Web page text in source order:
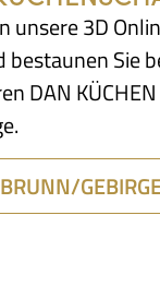
unsere 3D
bestaunen Sie
DAN
BRUNN/